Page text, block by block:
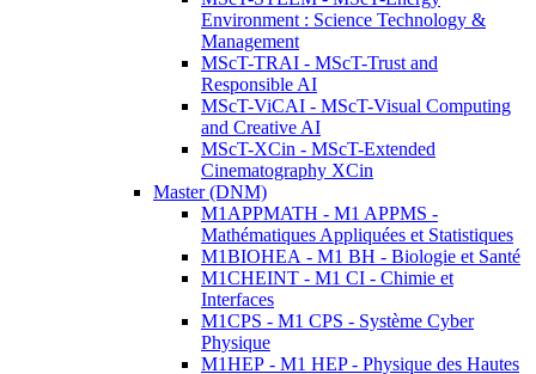
Environment : Science Technology &
Management
MScT-TRAI - MScT-Trust and
Responsible AI
MScT-ViCAI - MScT-Visual Computing
and Creative AI
MScT-XCin - MScT-Extended
Cinematography XCin
Master (DNM)
M1APPMATH - M1 APPMS -
Mathématiques Appliquées et Statistiques
M1BIOHEA - M1 BH - Biologie et Santé
M1CHEINT - M1 CI - Chimie et
Interfaces
M1CPS - M1 CPS - Système Cyber
Physique
M1HEP - M1 HEP - Physique des Hautes